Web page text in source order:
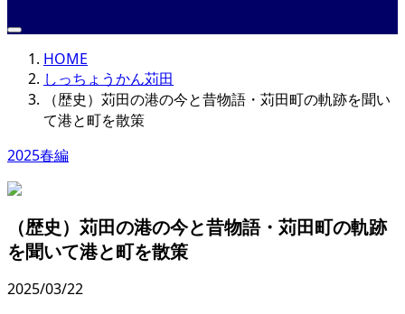
HOME
しっちょうかん苅田
（歴史）苅田の港の今と昔物語・苅田町の軌跡を聞い
て港と町を散策
2025春編
（歴史）苅田の港の今と昔物語・苅田町の軌跡
を聞いて港と町を散策
2025/03/22